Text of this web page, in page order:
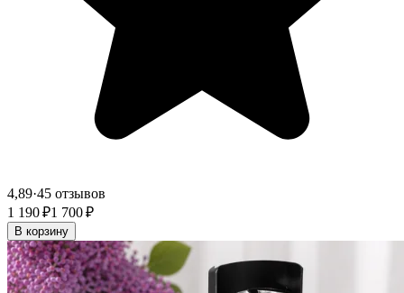
4,89·45 отзывов
1 190 ₽1 700 ₽
В корзину